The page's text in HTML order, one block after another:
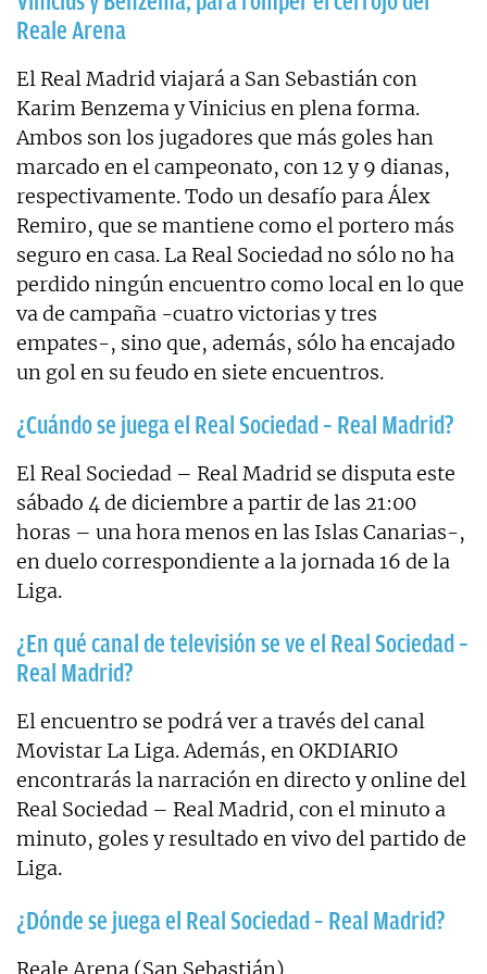
Reale Arena
El Real Madrid viajará a San Sebastián con
Karim Benzema y Vinicius en plena forma.
Ambos son los jugadores que más goles han
marcado en el campeonato, con 12 y 9 dianas,
respectivamente. Todo un desafío para Álex
Remiro, que se mantiene como el portero más
seguro en casa. La Real Sociedad no sólo no ha
perdido ningún encuentro como local en lo que
va de campaña -cuatro victorias y tres
empates-, sino que, además, sólo ha encajado
un gol en su feudo en siete encuentros.
¿Cuándo se juega el Real Sociedad – Real Madrid?
El Real Sociedad – Real Madrid se disputa este
sábado 4 de diciembre a partir de las 21:00
horas – una hora menos en las Islas Canarias-,
en duelo correspondiente a la jornada 16 de la
Liga.
¿En qué canal de televisión se ve el Real Sociedad –
Real Madrid?
El encuentro se podrá ver a través del canal
Movistar La Liga. Además, en OKDIARIO
encontrarás la narración en directo y online del
Real Sociedad – Real Madrid, con el minuto a
minuto, goles y resultado en vivo del partido de
Liga.
¿Dónde se juega el Real Sociedad – Real Madrid?
Reale Arena (San Sebastián)